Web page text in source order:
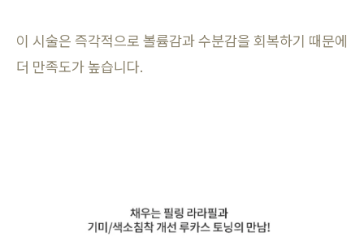
이 시술은 즉각적으로 볼륨감과 수분감을 회복하기 때문에
더 만족도가 높습니다.